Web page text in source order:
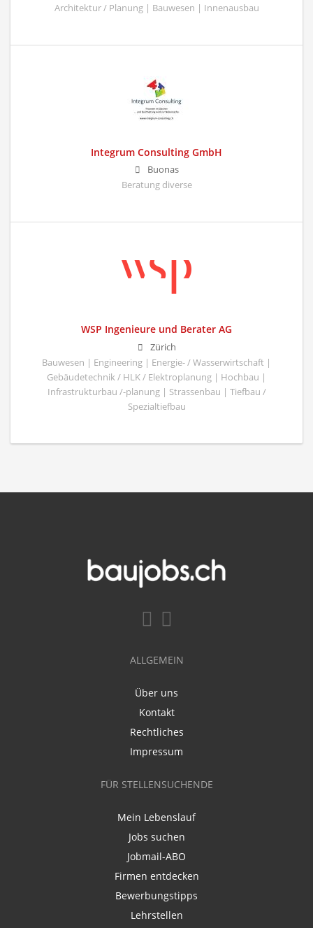
Architektur / Planung | Bauwesen | Innenausbau
Integrum Consulting GmbH
Buonas
Beratung diverse
WSP Ingenieure und Berater AG
Zürich
Bauwesen | Engineering | Energie- / Wasserwirtschaft |
Gebäudetechnik / HLK / Elektroplanung | Hochbau |
Infrastrukturbau /-planung | Strassenbau | Tiefbau /
Spezialtiefbau
ALLGEMEIN
Über uns
Kontakt
Rechtliches
Impressum
FÜR STELLENSUCHENDE
Mein Lebenslauf
Jobs suchen
Jobmail-ABO
Firmen entdecken
Bewerbungstipps
Lehrstellen